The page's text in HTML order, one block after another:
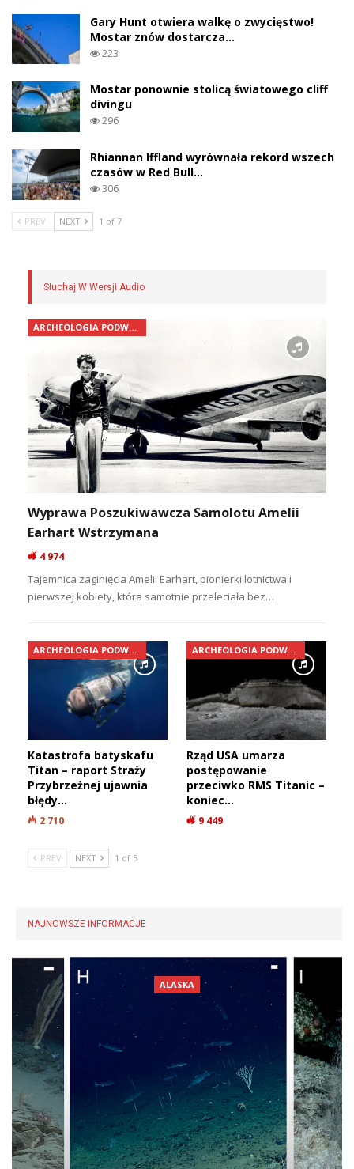
Gary Hunt otwiera walkę o zwycięstwo!
Mostar znów dostarcza…
223
Mostar ponownie stolicą światowego cliff
divingu
296
Rhiannan Iffland wyrównała rekord wszech
czasów w Red Bull…
306
PREV NEXT 1 of 7
Słuchaj W Wersji Audio
ARCHEOLOGIA PODWODNA
Wyprawa Poszukiwawcza Samolotu Amelii
Earhart Wstrzymana
4 974
Tajemnica zaginięcia Amelii Earhart, pionierki lotnictwa i
pierwszej kobiety, która samotnie przeleciała bez…
ARCHEOLOGIA PODWODNA
Katastrofa batyskafu
Titan – raport Straży
Przybrzeżnej ujawnia
błędy…
2 710
ARCHEOLOGIA PODWODNA
Rząd USA umarza
postępowanie
przeciwko RMS Titanic –
koniec…
9 449
PREV NEXT 1 of 5
NAJNOWSZE INFORMACJE
AEGEANTEC